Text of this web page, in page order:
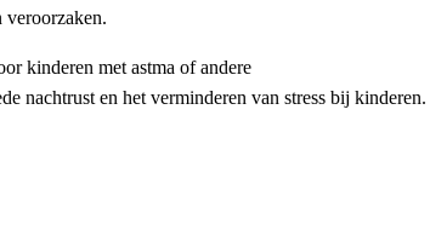
veroorzaken.
kinderen met astma of andere
nachtrust en het verminderen van stress bij kinderen.